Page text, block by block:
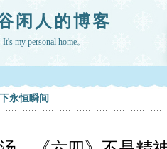
闲人的博客
It's my personal home。
永恒瞬间